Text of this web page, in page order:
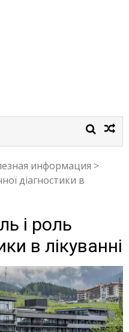
информация >
діагностики в
і роль
в лікуванні